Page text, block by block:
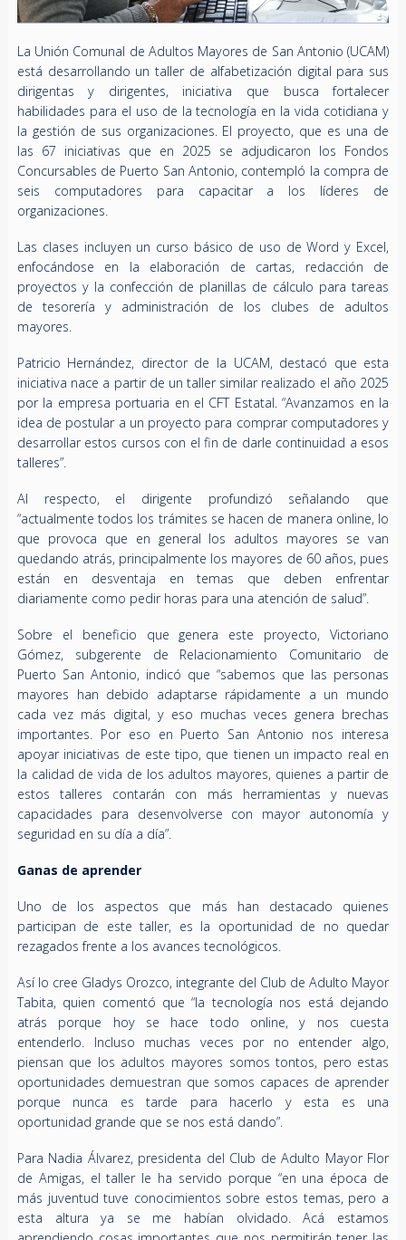
La Unión Comunal de Adultos Mayores de San Antonio (UCAM)
está desarrollando un taller de alfabetización digital para sus
dirigentas y dirigentes, iniciativa que busca fortalecer
habilidades para el uso de la tecnología en la vida cotidiana y
la gestión de sus organizaciones. El proyecto, que es una de
las 67 iniciativas que en 2025 se adjudicaron los Fondos
Concursables de Puerto San Antonio, contempló la compra de
seis computadores para capacitar a los líderes de
organizaciones.
Las clases incluyen un curso básico de uso de Word y Excel,
enfocándose en la elaboración de cartas, redacción de
proyectos y la confección de planillas de cálculo para tareas
de tesorería y administración de los clubes de adultos
mayores.
Patricio Hernández, director de la UCAM, destacó que esta
iniciativa nace a partir de un taller similar realizado el año 2025
por la empresa portuaria en el CFT Estatal. “Avanzamos en la
idea de postular a un proyecto para comprar computadores y
desarrollar estos cursos con el fin de darle continuidad a esos
talleres”.
Al respecto, el dirigente profundizó señalando que
“actualmente todos los trámites se hacen de manera online, lo
que provoca que en general los adultos mayores se van
quedando atrás, principalmente los mayores de 60 años, pues
están en desventaja en temas que deben enfrentar
diariamente como pedir horas para una atención de salud”.
Sobre el beneficio que genera este proyecto, Victoriano
Gómez, subgerente de Relacionamiento Comunitario de
Puerto San Antonio, indicó que “sabemos que las personas
mayores han debido adaptarse rápidamente a un mundo
cada vez más digital, y eso muchas veces genera brechas
importantes. Por eso en Puerto San Antonio nos interesa
apoyar iniciativas de este tipo, que tienen un impacto real en
la calidad de vida de los adultos mayores, quienes a partir de
estos talleres contarán con más herramientas y nuevas
capacidades para desenvolverse con mayor autonomía y
seguridad en su día a día”.
Ganas de aprender
Uno de los aspectos que más han destacado quienes
participan de este taller, es la oportunidad de no quedar
rezagados frente a los avances tecnológicos.
Así lo cree Gladys Orozco, integrante del Club de Adulto Mayor
Tabita, quien comentó que “la tecnología nos está dejando
atrás porque hoy se hace todo online, y nos cuesta
entenderlo. Incluso muchas veces por no entender algo,
piensan que los adultos mayores somos tontos, pero estas
oportunidades demuestran que somos capaces de aprender
porque nunca es tarde para hacerlo y esta es una
oportunidad grande que se nos está dando”.
Para Nadia Álvarez, presidenta del Club de Adulto Mayor Flor
de Amigas, el taller le ha servido porque “en una época de
más juventud tuve conocimientos sobre estos temas, pero a
esta altura ya se me habían olvidado. Acá estamos